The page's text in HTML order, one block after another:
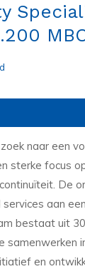
naar een
sterke focus
De
aan
bestaat uit
samenwerken
en